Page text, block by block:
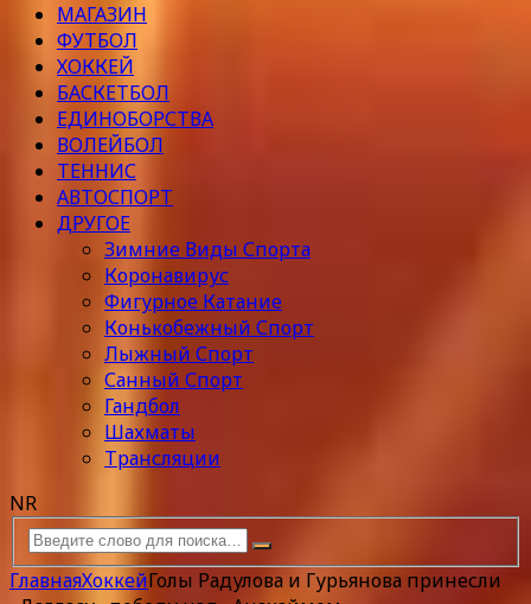
МАГАЗИН
ФУТБОЛ
ХОККЕЙ
БАСКЕТБОЛ
ЕДИНОБОРСТВА
ВОЛЕЙБОЛ
ТЕННИС
АВТОСПОРТ
ДРУГОЕ
Зимние Виды Спорта
Коронавирус
Фигурное Катание
Конькобежный Спорт
Лыжный Спорт
Санный Спорт
Гандбол
Шахматы
Трансляции
NR
ГлавнаяХоккейГолы Радулова и Гурьянова принесли